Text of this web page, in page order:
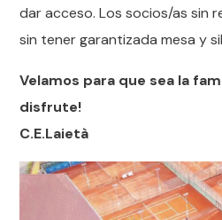
dar acceso. Los socios/as sin
sin tener garantizada mesa y
Velamos para que sea la
disfrute!
C.E.Laietà